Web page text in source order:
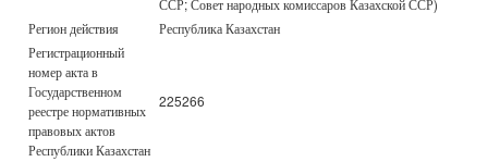
Регион действия
Республика Казахстан
Регистрационный
номер акта в
Государственном
реестре нормативных
правовых актов
Республики Казахстан
225266